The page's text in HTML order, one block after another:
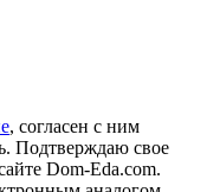
, согласен с ним
Подтверждаю свое
Dom-Eda.com.